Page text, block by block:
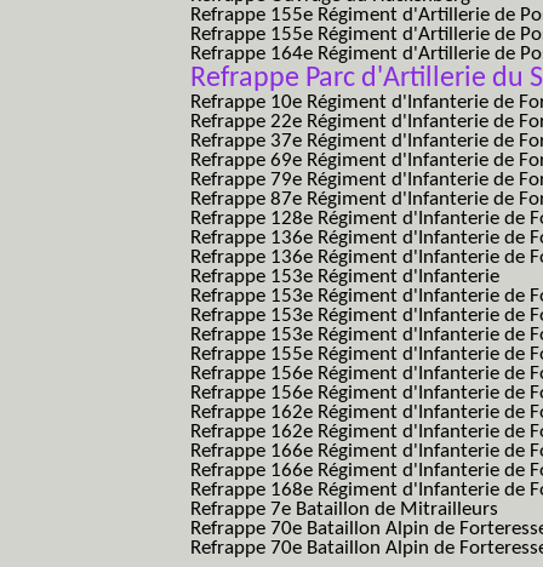
Refrappe 155e Régiment d'Artillerie de
Refrappe 155e Régiment d'Artillerie de
Refrappe 164e Régiment d'Artillerie de
Refrappe Parc d'Artillerie du
Refrappe 10e Régiment d'Infanterie de
Refrappe 22e Régiment d'Infanterie de
Refrappe 37e Régiment d'Infanterie de
Refrappe 69e Régiment d'Infanterie de
Refrappe 79e Régiment d'Infanterie de
Refrappe 87e Régiment d'Infanterie de
Refrappe 128e Régiment d'Infanterie de
Refrappe 136e Régiment d'Infanterie de
Refrappe 136e Régiment d'Infanterie de
Refrappe 153e Régiment d'Infanterie
Refrappe 153e Régiment d'Infanterie de
Refrappe 153e Régiment d'Infanterie de
Refrappe 153e Régiment d'Infanterie de
Refrappe 155e Régiment d'Infanterie de
Refrappe 156e Régiment d'Infanterie de
Refrappe 156e Régiment d'Infanterie de
Refrappe 162e Régiment d'Infanterie de
Refrappe 162e Régiment d'Infanterie de
Refrappe 166e Régiment d'Infanterie de
Refrappe 166e Régiment d'Infanterie de
Refrappe 168e Régiment d'Infanterie de
Refrappe 7e Bataillon de Mitrailleurs
Refrappe 70e Bataillon Alpin de
Refrappe 70e Bataillon Alpin de